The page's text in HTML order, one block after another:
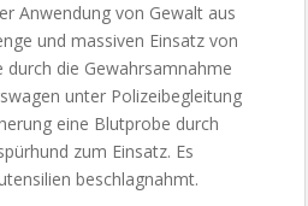
Anwendung von Gewalt aus
und massiven Einsatz von
die Gewahrsamnahme
unter Polizeibegleitung
eine Blutprobe durch
zum Einsatz. Es
beschlagnahmt.